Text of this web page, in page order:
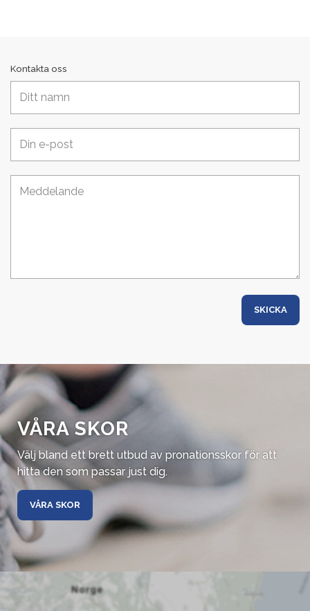
Kontakta oss
VÅRA SKOR
Välj bland ett brett utbud av pronationsskor för att
hitta den som passar just dig.
VÅRA SKOR